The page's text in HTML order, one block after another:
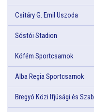
Csitáry G. Emil Uszoda
Sóstói Stadion
Köfém Sportcsarnok
Alba Regia Sportcsarnok
Bregyó Közi Ifjúsági és